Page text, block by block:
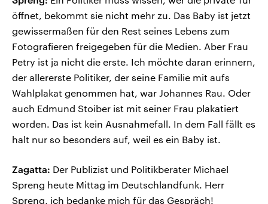
öffnet, bekommt sie nicht mehr zu. Das Baby ist jetzt
gewissermaßen für den Rest seines Lebens zum
Fotografieren freigegeben für die Medien. Aber Frau
Petry ist ja nicht die erste. Ich möchte daran erinnern,
der allererste Politiker, der seine Familie mit aufs
Wahlplakat genommen hat, war Johannes Rau. Oder
auch Edmund Stoiber ist mit seiner Frau plakatiert
worden. Das ist kein Ausnahmefall. In dem Fall fällt es
halt nur so besonders auf, weil es ein Baby ist.
Zagatta: Der Publizist und Politikberater Michael
Spreng heute Mittag im Deutschlandfunk. Herr
Spreng, ich bedanke mich für das Gespräch!